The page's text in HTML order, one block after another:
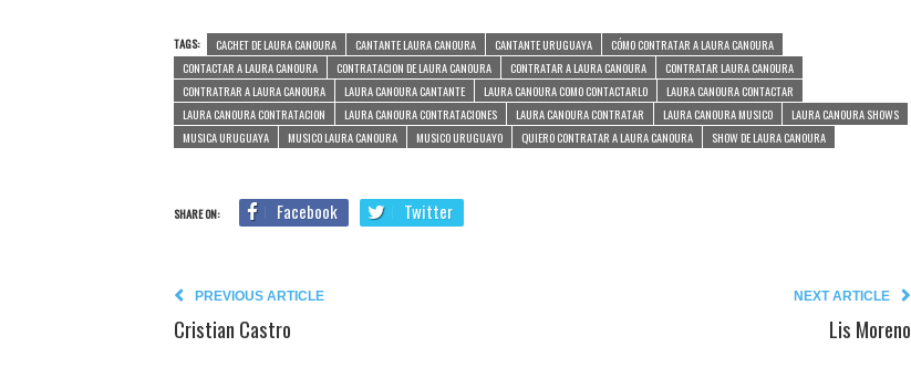
TAGS: CACHET DE LAURA CANOURA CANTANTE LAURA CANOURA CANTANTE URUGUAYA
CÓMO CONTRATAR A LAURA CANOURA
CONTACTAR A LAURA CANOURA
CONTRATACION DE LAURA CANOURA CONTRATAR A LAURA CANOURA
CONTRATAR LAURA CANOURA
CONTRATRAR A LAURA CANOURA
LAURA CANOURA CANTANTE LAURA CANOURA COMO CONTACTARLO
LAURA CANOURA CONTACTAR
LAURA CANOURA CONTRATACION
LAURA CANOURA CONTRATACIONES LAURA CANOURA CONTRATAR LAURA CANOURA MUSICO
LAURA CANOURA SHOWS
MUSICA URUGUAYA
MUSICO LAURA CANOURA MUSICO URUGUAYO QUIERO CONTRATAR A LAURA CANOURA SHOW DE LAURA CANOURA
SHARE ON: Facebook Twitter
PREVIOUS ARTICLE
Cristian Castro
NEXT ARTICLE
Lis Moreno